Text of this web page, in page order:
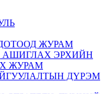
ЖУРАМ
АШИГЛАХ ЭРХИЙН
ЖУРАМ
ДҮРЭМ